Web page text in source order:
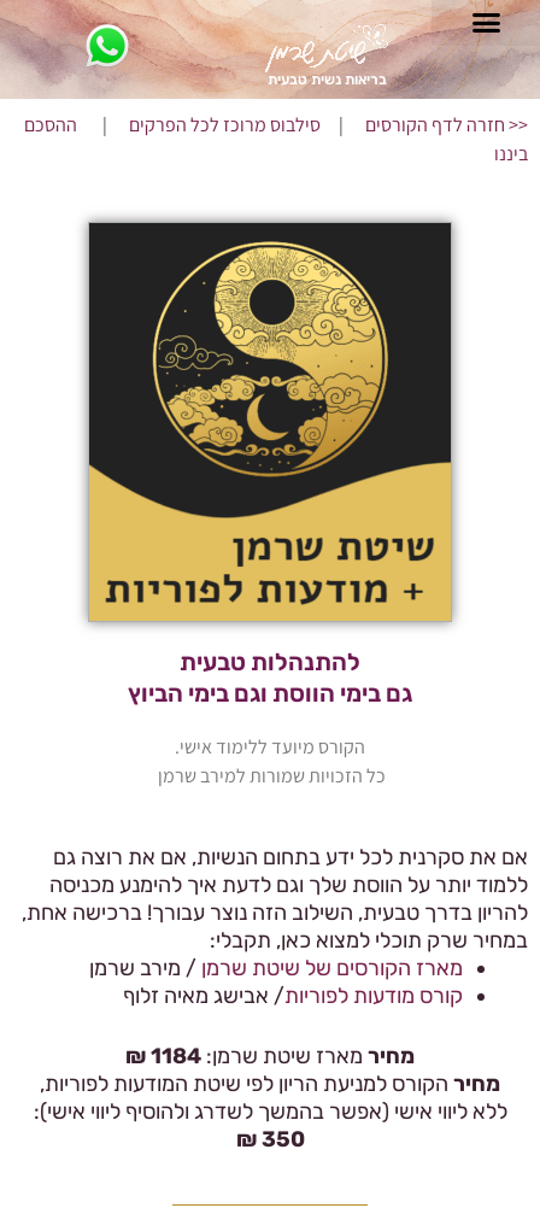
בריאות נשית טבעית
<< חזרה לדף הקורסים | סילבוס מרוכז לכל הפרקים | ההסכם
ביננו
אם את סקרנית לכל ידע בתחום הנשיות, אם את רוצה גם
ללמוד יותר על הווסת שלך וגם לדעת איך להימנע מכניסה
להריון בדרך טבעית, השילוב הזה נוצר עבורך! ברכישה אחת,
במחיר שרק תוכלי למצוא כאן, תקבלי:
מארז הקורסים של שיטת שרמן / מירב שרמן
קורס מודעות לפוריות/ אבישג מאיה זלוף
מחיר מארז שיטת שרמן: 1184 ₪
מחיר הקורס למניעת הריון לפי שיטת המודעות לפוריות,
ללא ליווי אישי (אפשר בהמשך לשדרג ולהוסיף ליווי אישי):
350 ₪
להתנהלות טבעית
גם בימי הווסת וגם בימי הביוץ
הקורס מיועד ללימוד אישי.
כל הזכויות שמורות למירב שרמן